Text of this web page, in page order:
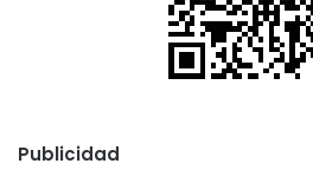
Publicidad